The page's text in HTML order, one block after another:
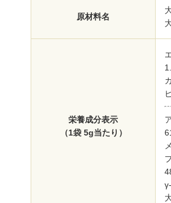
原材料名
栄養成分表示
（1袋 5g当たり）